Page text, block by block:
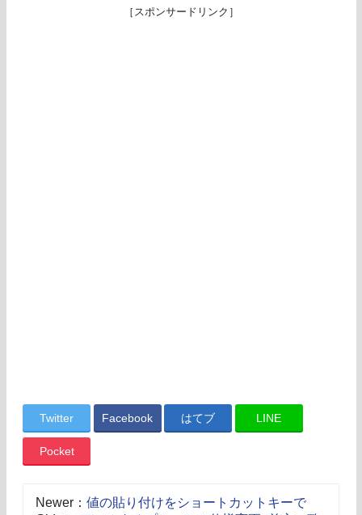
［スポンサードリンク］
Twitter Facebook はてブ LINE
Pocket
Newer： 値の貼り付けをショートカットキーで